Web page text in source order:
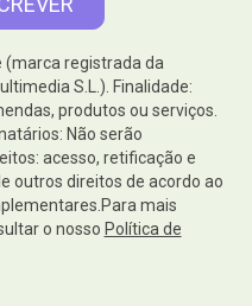
(marca registrada da
S.L.). Finalidade:
produtos ou serviços.
Não serão
acesso, retificação e
outros direitos de acordo ao
mais
o nosso Política de